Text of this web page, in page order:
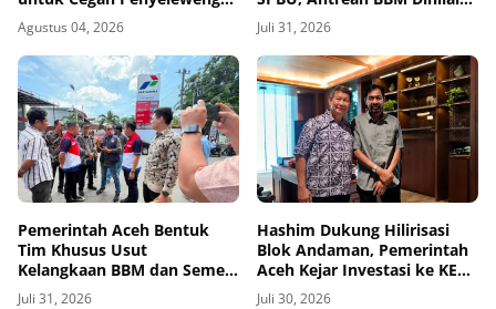
dan Antrean
Agustus 04, 2026
Dipicu Sistem Pelayanan
Juli 31, 2026
Pemerintah Aceh Bentuk
Tim Khusus Usut
Kelangkaan BBM dan Semen,
Polisi Dilibatkan
Juli 31, 2026
Hashim Dukung Hilirisasi
Blok Andaman, Pemerintah
Aceh Kejar Investasi ke KEK
Arun
Juli 30, 2026